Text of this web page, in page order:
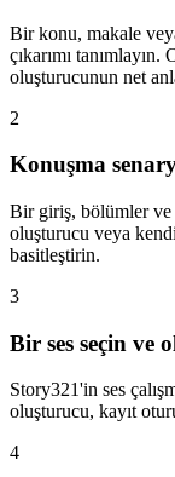
Bir konu, makale
çıkarımı
oluşturucunun net
2
Konuşma
Bir giriş, bölümler ve
oluşturucu veya
basitleştirin.
3
Bir ses seçin ve
Story321'in ses
oluşturucu, kayıt
4